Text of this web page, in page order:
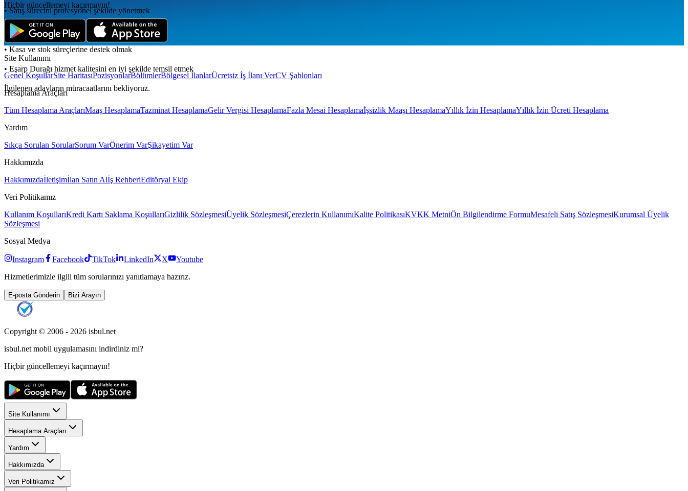
• Satış sürecini profesyonel şekilde yönetmek
• Mağaza düzeni ve ürün yerleşimini takip etmek
• Kasa ve stok süreçlerine destek olmak
• Eşarp Durağı hizmet kalitesini en iyi şekilde temsil etmek
İlgilenen adayların müracaatlarını bekliyoruz.
Hiçbir güncellemeyi kaçırmayın!
Site Kullanımı
Genel KoşullarSite HaritasıPozisyonlarBölümlerBölgesel İlanlarÜcretsiz İş İlanı VerCV Şablonları
Hesaplama Araçları
Tüm Hesaplama AraçlarıMaaş HesaplamaTazminat HesaplamaGelir Vergisi HesaplamaFazla Mesai Hesaplamaİşsizlik Maaşı HesaplamaYıllık İzin HesaplamaYıllık İzin Ücreti Hesaplama
Yardım
Sıkça Sorulan SorularSorum VarÖnerim VarŞikayetim Var
Hakkımızda
Hakkımızdaİletişimİlan Satın Alİş RehberiEditöryal Ekip
Veri Politikamız
Kullanım KoşullarıKredi Kartı Saklama KoşullarıGizlilik SözleşmesiÜyelik SözleşmesiÇerezlerin KullanımıKalite PolitikasıKVKK MetniÖn Bilgilendirme FormuMesafeli Satış SözleşmesiKurumsal Üyelik
Sözleşmesi
Sosyal Medya
Instagram Facebook TikTok LinkedIn X
Youtube
Hizmetlerimizle ilgili tüm sorularınızı yanıtlamaya hazırız.
E-posta Gönderin Bizi Arayın
Copyright © 2006 - 2026 isbul.net
isbul.net mobil uygulamasını indirdiniz mi?
Hiçbir güncellemeyi kaçırmayın!
Site Kullanımı
Hesaplama Araçları
Yardım
Hakkımızda
Veri Politikamız